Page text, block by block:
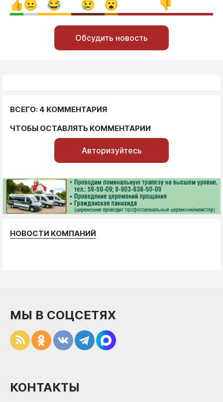
Обсудить новость
ВСЕГО: 4 КОММЕНТАРИЯ
ЧТОБЫ ОСТАВЛЯТЬ КОММЕНТАРИИ
Авторизуйтесь
НОВОСТИ КОМПАНИЙ
МЫ В СОЦСЕТЯХ
КОНТАКТЫ